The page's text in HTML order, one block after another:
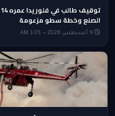
الصنع وخطة سطو مزعومة